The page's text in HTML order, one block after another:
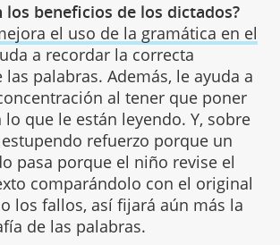
los beneficios de los dictados?
el uso de la gramática en el
a recordar la correcta
las palabras. Además, le ayuda a
al tener que poner
que le están leyendo. Y, sobre
refuerzo porque un
pasa porque el niño revise el
comparándolo con el original
los fallos, así fijará aún más la
de las palabras.